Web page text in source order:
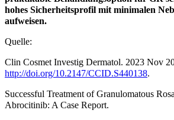
hohes Sicherheitsprofil mit minimalen
aufweisen.
Quelle:
Clin Cosmet Investig Dermatol. 2023 Nov
http://doi.org/10.2147/CCID.S440138.
Successful Treatment of Granulomatous
Abrocitinib: A Case Report.